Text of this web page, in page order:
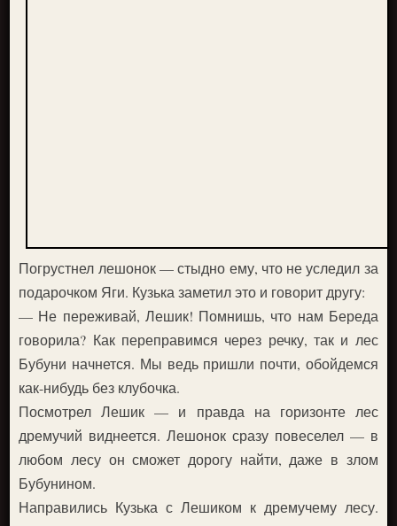
Погрустнел лешонок — стыдно ему, что не уследил за
подарочком Яги. Кузька заметил это и говорит другу:
— Не переживай, Лешик! Помнишь, что нам Береда
говорила? Как переправимся через речку, так и лес
Бубуни начнется. Мы ведь пришли почти, обойдемся
как-нибудь без клубочка.
Посмотрел Лешик — и правда на горизонте лес
дремучий виднеется. Лешонок сразу повеселел — в
любом лесу он сможет дорогу найти, даже в злом
Бубунином.
Направились Кузька с Лешиком к дремучему лесу.